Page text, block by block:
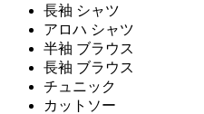
長袖 シャツ
アロハ シャツ
半袖 ブラウス
長袖 ブラウス
チュニック
カットソー